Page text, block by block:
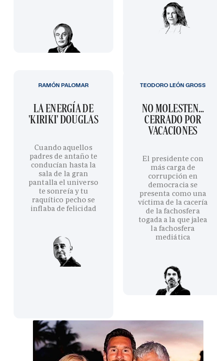
LA ENERGÍA DE
'KIRIKI' DOUGLAS
Cuando aquellos
padres de antaño te
conducían hasta la
sala de la gran
pantalla el universo
te sonreía y tu
raquítico pecho se
inflaba de felicidad
RAMÓN PALOMAR
NO MOLESTEN…
CERRADO POR
VACACIONES
El presidente con
más carga de
corrupción en
democracia se
presenta como una
víctima de la cacería
de la fachosfera
togada a la que jalea
la fachosfera
mediática
TEODORO LEÓN GROSS